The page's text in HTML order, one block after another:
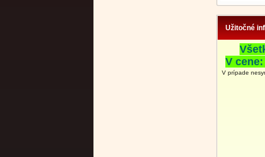
Užitočné
V
V prípade